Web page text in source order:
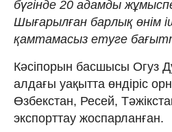
бүгінде 20 адамды
Шығарылған барлық өнім
қамтамасыз етуге
Кәсіпорын басшысы Огуз
алдағы уақытта өндіріс
Өзбекстан, Ресей,
экспорттау жоспарланған.